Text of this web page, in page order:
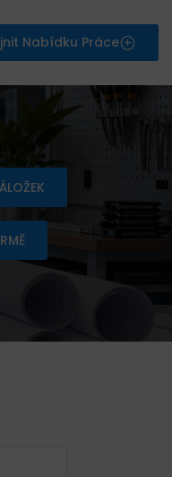
Nabídku Práce